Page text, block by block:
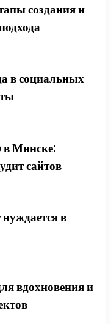
создания и
в социальных
Минске:
сайтов
в
вдохновения и